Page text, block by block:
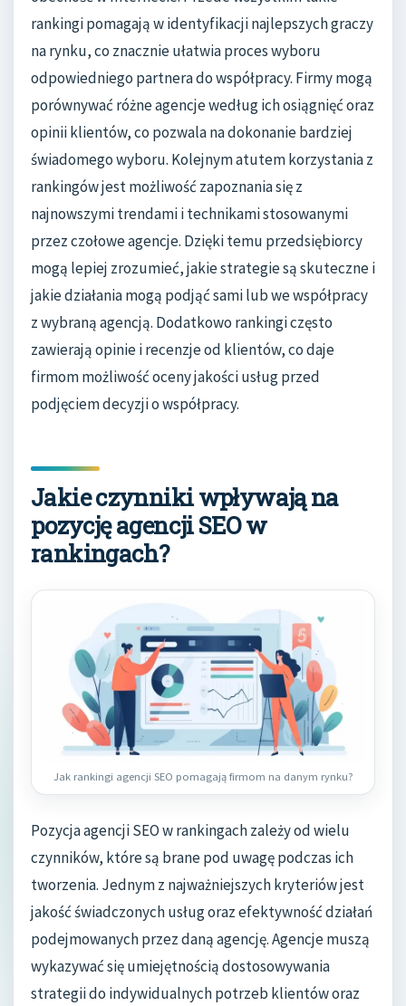
rankingi pomagają w identyfikacji najlepszych graczy
na rynku, co znacznie ułatwia proces wyboru
odpowiedniego partnera do współpracy. Firmy mogą
porównywać różne agencje według ich osiągnięć oraz
opinii klientów, co pozwala na dokonanie bardziej
świadomego wyboru. Kolejnym atutem korzystania z
rankingów jest możliwość zapoznania się z
najnowszymi trendami i technikami stosowanymi
przez czołowe agencje. Dzięki temu przedsiębiorcy
mogą lepiej zrozumieć, jakie strategie są skuteczne i
jakie działania mogą podjąć sami lub we współpracy
z wybraną agencją. Dodatkowo rankingi często
zawierają opinie i recenzje od klientów, co daje
firmom możliwość oceny jakości usług przed
podjęciem decyzji o współpracy.
Jakie czynniki wpływają na
pozycję agencji SEO w
rankingach?
Jak rankingi agencji SEO pomagają firmom na danym rynku?
Pozycja agencji SEO w rankingach zależy od wielu
czynników, które są brane pod uwagę podczas ich
tworzenia. Jednym z najważniejszych kryteriów jest
jakość świadczonych usług oraz efektywność działań
podejmowanych przez daną agencję. Agencje muszą
wykazywać się umiejętnością dostosowywania
strategii do indywidualnych potrzeb klientów oraz